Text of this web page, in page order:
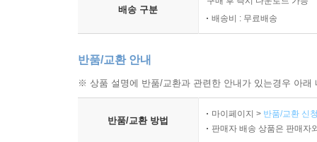
배송 구분
배송비 : 무료배송
반품/교환 안내
※ 상품 설명에 반품/교환과 관련한 안내가 있는경우 아
반품/교환 방법
마이페이지 > 반품/교환 신
판매자 배송 상품은 판매자